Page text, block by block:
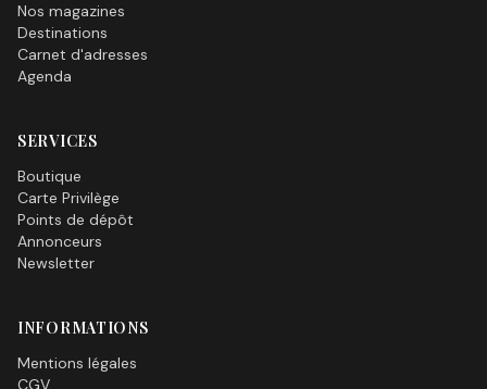
Nos magazines
Destinations
Carnet d'adresses
Agenda
SERVICES
Boutique
Carte Privilège
Points de dépôt
Annonceurs
Newsletter
INFORMATIONS
Mentions légales
CGV